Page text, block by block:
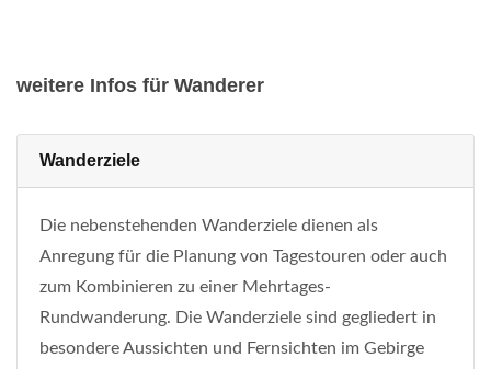
weitere Infos für Wanderer
Wanderziele
Die nebenstehenden Wanderziele dienen als
Anregung für die Planung von Tagestouren oder auch
zum Kombinieren zu einer Mehrtages-
Rundwanderung. Die Wanderziele sind gegliedert in
besondere Aussichten und Fernsichten im Gebirge